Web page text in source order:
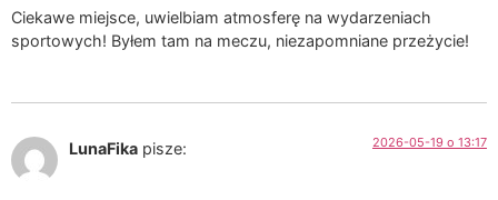
Ciekawe miejsce, uwielbiam atmosferę na wydarzeniach
sportowych! Byłem tam na meczu, niezapomniane przeżycie!
LunaFika pisze: 2026-05-19 o 13:17